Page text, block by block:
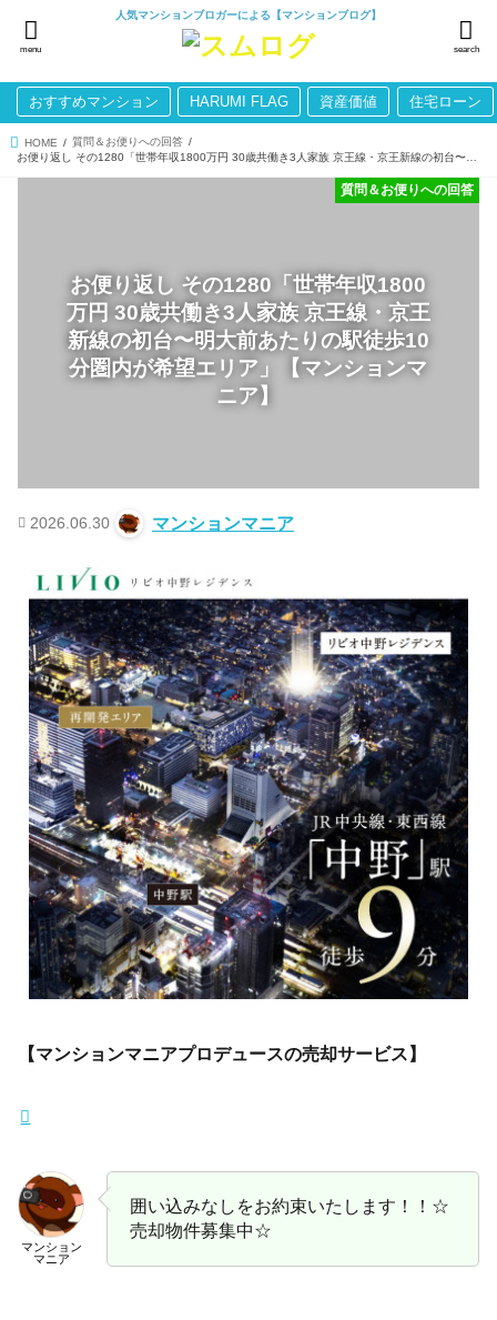
人気マンションブロガーによる【マンションブログ】
search
menu
おすすめマンション HARUMI FLAG 資産価値 住宅ローン
HOME
質問＆お便りへの回答
お便り返し その1280「世帯年収1800
万円 30歳共働き3人家族 京王線・京王
新線の初台〜明大前あたりの駅徒歩10
分圏内が希望エリア」【マンションマ
ニア】
質問＆お便りへの回答
2026.06.30 マンションマニア
【マンションマニアプロデュースの売却サービス】
マンション
マニア
囲い込みなしをお約束いたします！！☆
売却物件募集中☆